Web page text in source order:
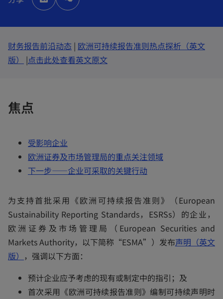
n
e
w
t
a
b
财务报告前沿动态 o
p
n
e
a
b
| 欧洲可持续报告准则热点探析（英文
版）
o
n
s
w
t
a
b
|点击此处查看英文原文
a
n
w
t
b
焦点
受影响企业
欧洲证券及市场管理局的重点关注领域
下一步——企业可采取的关键行动
为支持首批采用《欧洲可持续报告准则》（European
Sustainability Reporting Standards，ESRSs）的企业，
欧洲证券及市场管理局（European Securities and
Markets Authority，以下简称“ESMA”）发布声明（英文
版） o，强调以下方面：
预计企业应予考虑的现有或制定中的指引；及
首次采用《欧洲可持续报告准则》编制可持续声明时